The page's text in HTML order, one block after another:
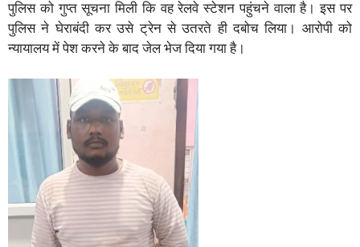
पुलिस को गुप्त सूचना मिली कि वह रेलवे स्टेशन पहुंचने वाला है। इस पर
पुलिस ने घेराबंदी कर उसे ट्रेन से उतरते ही दबोच लिया। आरोपी को
न्यायालय में पेश करने के बाद जेल भेज दिया गया है।